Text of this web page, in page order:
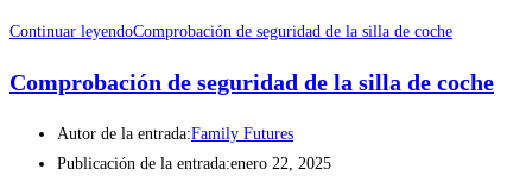
Continuar leyendoComprobación de seguridad de la silla de coche
Comprobación de seguridad de la silla de coche
Autor de la entrada:Family Futures
Publicación de la entrada:enero 22, 2025